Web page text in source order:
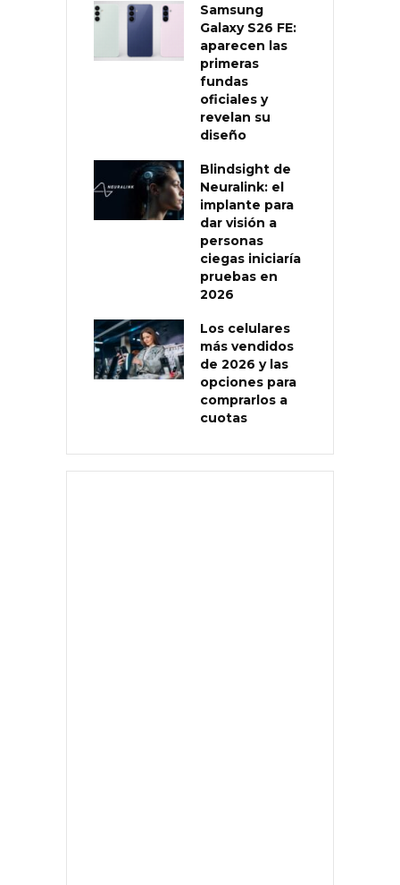
Samsung
Galaxy S26 FE:
aparecen las
primeras
fundas
oficiales y
revelan su
diseño
Blindsight de
Neuralink: el
implante para
dar visión a
personas
ciegas iniciaría
pruebas en
2026
Los celulares
más vendidos
de 2026 y las
opciones para
comprarlos a
cuotas